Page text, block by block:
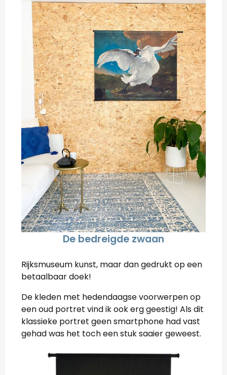
De bedreigde zwaan
Rijksmuseum kunst, maar dan gedrukt op een
betaalbaar doek!
De kleden met hedendaagse voorwerpen op
een oud portret vind ik ook erg geestig! Als dit
klassieke portret geen smartphone had vast
gehad was het toch een stuk saaier geweest.